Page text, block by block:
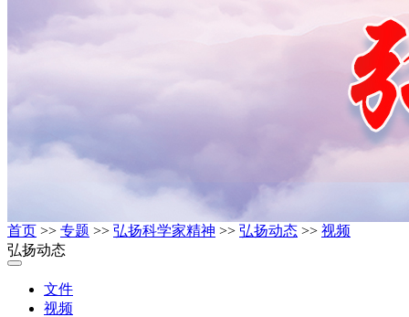
首页 >> 专题 >> 弘扬科学家精神 >> 弘扬动态 >> 视频
弘扬动态
文件
视频